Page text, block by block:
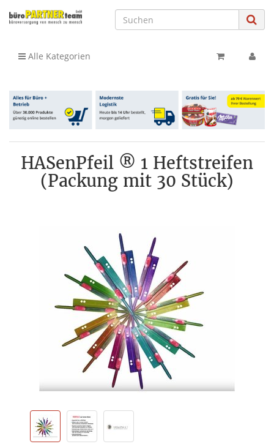
Alle Kategorien
HASenPfeil ® 1 Heftstreifen
(Packung mit 30 Stück)